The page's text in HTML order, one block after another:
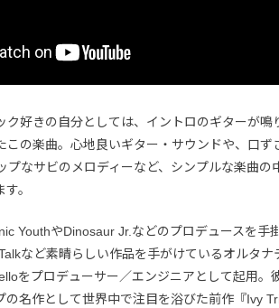
ク好きの自分としては、イントロのギターが鳴
この楽曲。心地良いギター・サウンドや、口ず
プなサビのメロディーなど、シンプルな楽曲の
。
YouthやDinosaur Jr.などのプロデュースを手
など素晴らしい作品を手がけているオルタナ
をプロデューサー／エンジニアとして起用。
の名作として世界中で注目を浴びた前作『Ivy